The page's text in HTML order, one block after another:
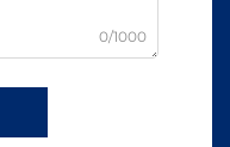
0/1000